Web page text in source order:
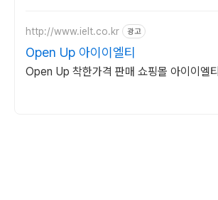
http://www.ielt.co.kr 광고
Open Up 아이이엘티
Open Up 착한가격 판매 쇼핑몰 아이이엘티